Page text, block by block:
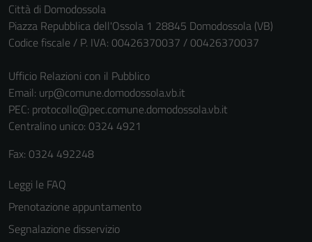
Città di Domodossola
Piazza Repubblica dell'Ossola 1 28845 Domodossola (VB)
Codice fiscale / P. IVA: 00426370037 / 00426370037
Ufficio Relazioni con il Pubblico
Email: urp@comune.domodossola.vb.it
PEC: protocollo@pec.comune.domodossola.vb.it
Centralino unico: 0324 4921
Fax: 0324 492248
Leggi le FAQ
Prenotazione appuntamento
Segnalazione disservizio